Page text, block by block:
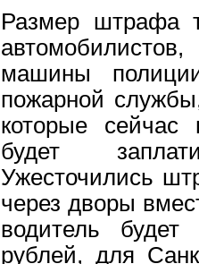
Размер штрафа
машины
пожарной
которые сейчас
будет
Ужесточились
через дворы
водитель будет
рублей, для